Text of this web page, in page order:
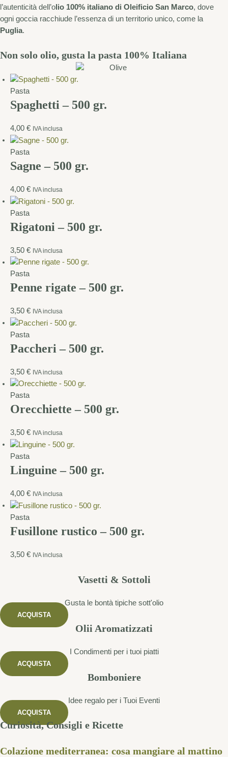
l’autenticità dell’o lio 100% italiano di Oleificio San Marco, dove
ogni goccia racchiude l’essenza di un territorio unico, come la
Puglia.
Non solo olio, gusta la pasta 100% Italiana
Pasta
Spaghetti – 500 gr.
4,00 € IVA inclusa
Pasta
Sagne – 500 gr.
4,00 € IVA inclusa
Pasta
Rigatoni – 500 gr.
3,50 € IVA inclusa
Pasta
Penne rigate – 500 gr.
3,50 € IVA inclusa
Pasta
Paccheri – 500 gr.
3,50 € IVA inclusa
Pasta
Orecchiette – 500 gr.
3,50 € IVA inclusa
Pasta
Linguine – 500 gr.
4,00 € IVA inclusa
Pasta
Fusillone rustico – 500 gr.
3,50 € IVA inclusa
Vasetti & Sottoli
Gusta le bontà tipiche sott'olio
ACQUISTA
Olii Aromatizzati
I Condimenti per i tuoi piatti
ACQUISTA
Bomboniere
Idee regalo per i Tuoi Eventi
ACQUISTA
Curiosità, Consigli e Ricette
Colazione mediterranea: cosa mangiare al mattino